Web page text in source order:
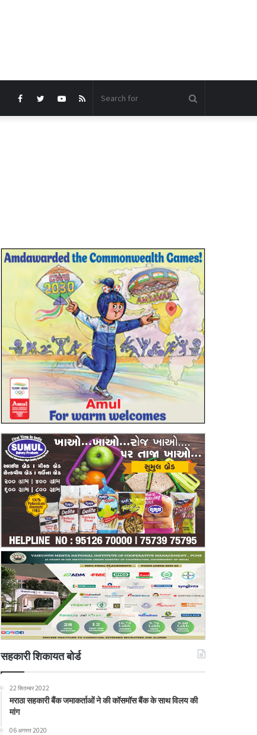
RSS
YouTube
Twitter
Facebook
सहकारी शिकायत बोर्ड
22 सितम्बर 2022
मराठा सहकारी बैंक जमाकर्ताओं ने की कॉसमॉस बैंक के साथ विलय की
मांग
06 अगस्त 2020